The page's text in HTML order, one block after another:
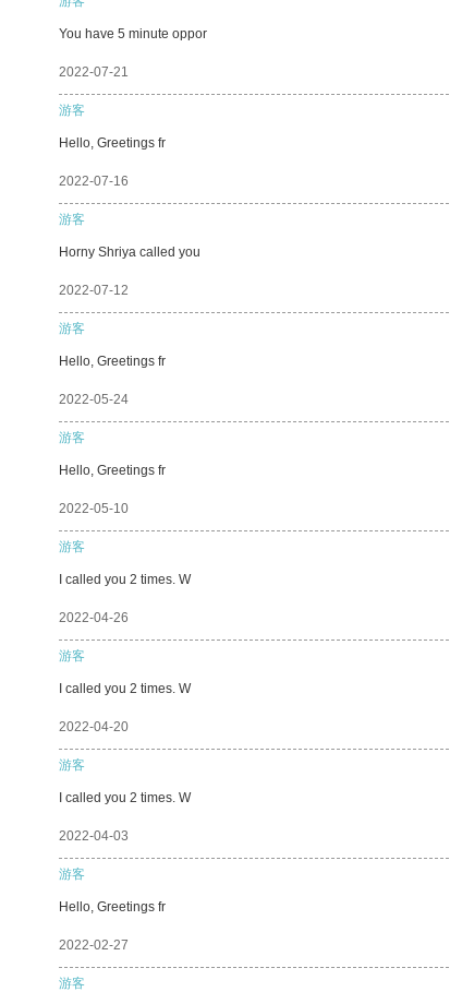
You have 5 minute oppor
2022-07-21
游客
Hello, Greetings fr
2022-07-16
游客
Horny Shriya called you
2022-07-12
游客
Hello, Greetings fr
2022-05-24
游客
Hello, Greetings fr
2022-05-10
游客
I called you 2 times. W
2022-04-26
游客
I called you 2 times. W
2022-04-20
游客
I called you 2 times. W
2022-04-03
游客
Hello, Greetings fr
2022-02-27
游客